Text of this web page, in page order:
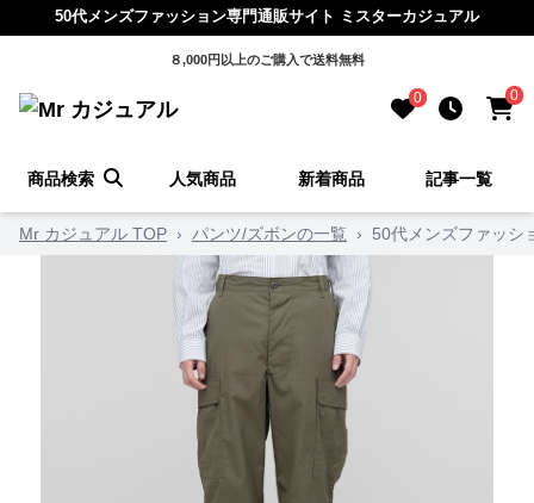
50代メンズファッション専門通販サイト ミスターカジュアル
８,000円以上のご購入で送料無料
0 0
商品検索 人気商品 新着商品 記事一覧
Mr カジュアル TOP › パンツ/ズボンの一覧 › 50代メンズファッ